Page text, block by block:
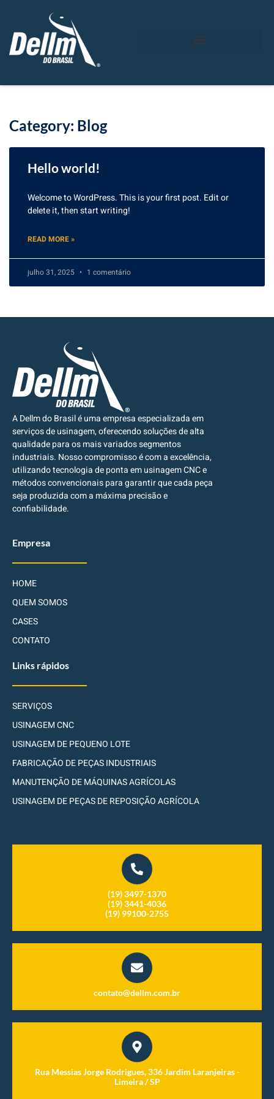
Category: Blog
Hello world!
Welcome to WordPress. This is your first post. Edit or
delete it, then start writing!
READ MORE »
julho 31, 2025 1 comentário
A Dellm do Brasil é uma empresa especializada em
serviços de usinagem, oferecendo soluções de alta
qualidade para os mais variados segmentos
industriais. Nosso compromisso é com a excelência,
utilizando tecnologia de ponta em usinagem CNC e
métodos convencionais para garantir que cada peça
seja produzida com a máxima precisão e
confiabilidade.
Empresa
HOME
QUEM SOMOS
CASES
CONTATO
Links rápidos
SERVIÇOS
USINAGEM CNC
USINAGEM DE PEQUENO LOTE
FABRICAÇÃO DE PEÇAS INDUSTRIAIS
MANUTENÇÃO DE MÁQUINAS AGRÍCOLAS
USINAGEM DE PEÇAS DE REPOSIÇÃO AGRÍCOLA
(19) 3497-1370
(19) 3441-4036
(19) 99100-2755
contato@dellm.com.br
Rua Messias Jorge Rodrigues, 336 Jardim Laranjeiras -
Limeira / SP